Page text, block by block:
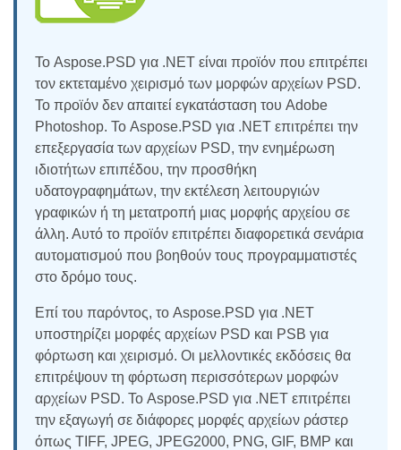
Το Aspose.PSD για .NET είναι προϊόν που επιτρέπει
τον εκτεταμένο χειρισμό των μορφών αρχείων PSD.
Το προϊόν δεν απαιτεί εγκατάσταση του Adobe
Photoshop. Το Aspose.PSD για .NET επιτρέπει την
επεξεργασία των αρχείων PSD, την ενημέρωση
ιδιοτήτων επιπέδου, την προσθήκη
υδατογραφημάτων, την εκτέλεση λειτουργιών
γραφικών ή τη μετατροπή μιας μορφής αρχείου σε
άλλη. Αυτό το προϊόν επιτρέπει διαφορετικά σενάρια
αυτοματισμού που βοηθούν τους προγραμματιστές
στο δρόμο τους.
Επί του παρόντος, το Aspose.PSD για .NET
υποστηρίζει μορφές αρχείων PSD και PSB για
φόρτωση και χειρισμό. Οι μελλοντικές εκδόσεις θα
επιτρέψουν τη φόρτωση περισσότερων μορφών
αρχείων PSD. Το Aspose.PSD για .NET επιτρέπει
την εξαγωγή σε διάφορες μορφές αρχείων ράστερ
όπως TIFF, JPEG, JPEG2000, PNG, GIF, BMP και